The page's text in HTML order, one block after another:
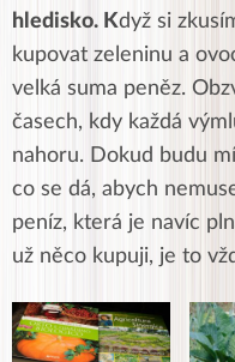
hledisko. Když si
kupovat zeleninu a
velká suma peněz.
časech, kdy každá
nahoru. Dokud budu
co se dá, abych
peníz, která je navíc
už něco kupuji, je to